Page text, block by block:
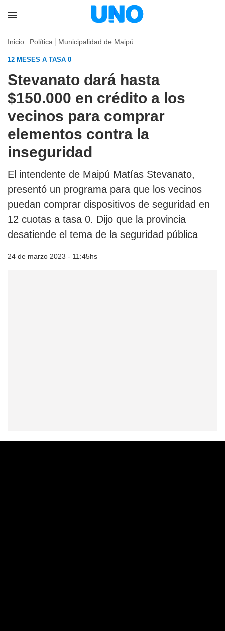
Inicio Política Municipalidad de Maipú
12 MESES A TASA 0
Stevanato dará hasta
$150.000 en crédito a los
vecinos para comprar
elementos contra la
inseguridad
El intendente de Maipú Matías Stevanato,
presentó un programa para que los vecinos
puedan comprar dispositivos de seguridad en
12 cuotas a tasa 0. Dijo que la provincia
desatiende el tema de la seguridad pública
24 de marzo 2023 - 11:45hs